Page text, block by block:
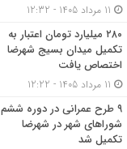
۲۸۰ میلیارد تومان اعتبار به
تکمیل میدان بسیج شهرضا
اختصاص یافت
۹ طرح عمرانی در دوره ششم
شوراهای شهر در شهرضا
تکمیل شد